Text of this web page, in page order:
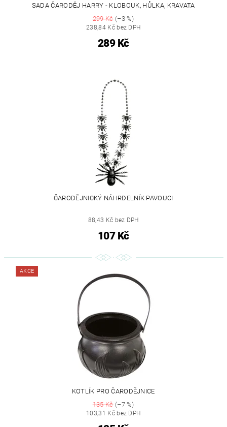
SADA ČARODĚJ HARRY - KLOBOUK, HŮLKA, KRAVATA
299 Kč(–3 %)
238,84 Kč bez DPH
289 Kč
ČARODĚJNICKÝ NÁHRDELNÍK PAVOUCI
88,43 Kč bez DPH
107 Kč
AKCE
KOTLÍK PRO ČARODĚJNICE
135 Kč(–7 %)
103,31 Kč bez DPH